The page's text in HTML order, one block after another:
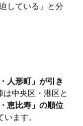
している」と分
人形町」が引き
中央区・港区と
・恵比寿」の順位
います。